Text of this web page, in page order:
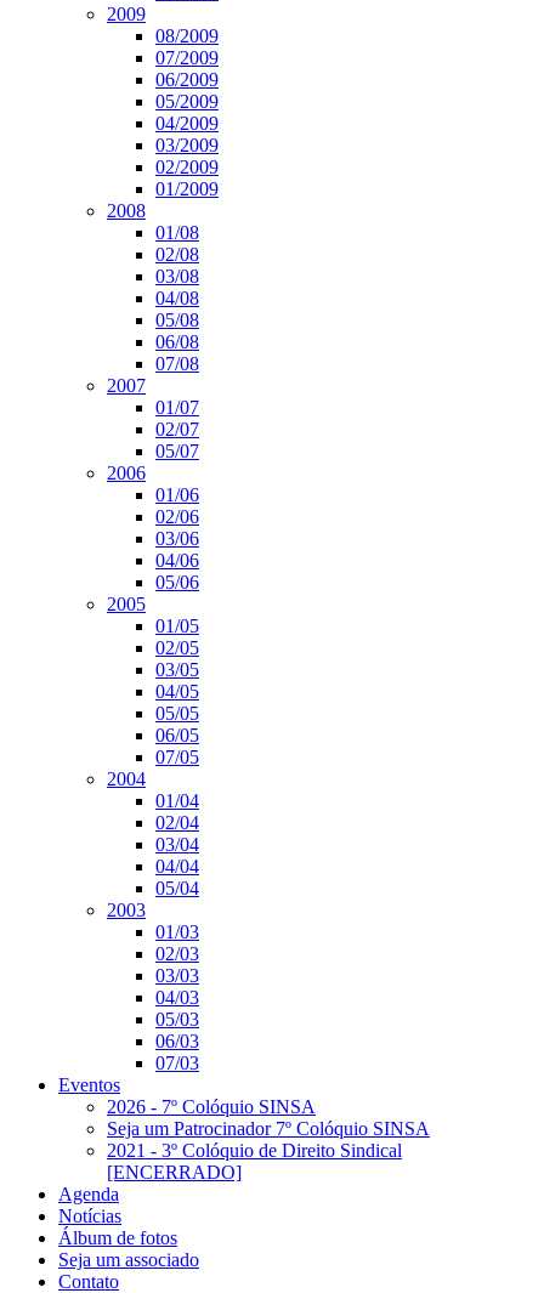
2009
08/2009
07/2009
06/2009
05/2009
04/2009
03/2009
02/2009
01/2009
2008
01/08
02/08
03/08
04/08
05/08
06/08
07/08
2007
01/07
02/07
05/07
2006
01/06
02/06
03/06
04/06
05/06
2005
01/05
02/05
03/05
04/05
05/05
06/05
07/05
2004
01/04
02/04
03/04
04/04
05/04
2003
01/03
02/03
03/03
04/03
05/03
06/03
07/03
Eventos
2026 - 7º Colóquio SINSA
Seja um Patrocinador 7º Colóquio SINSA
2021 - 3º Colóquio de Direito Sindical
[ENCERRADO]
Agenda
Notícias
Álbum de fotos
Seja um associado
Contato